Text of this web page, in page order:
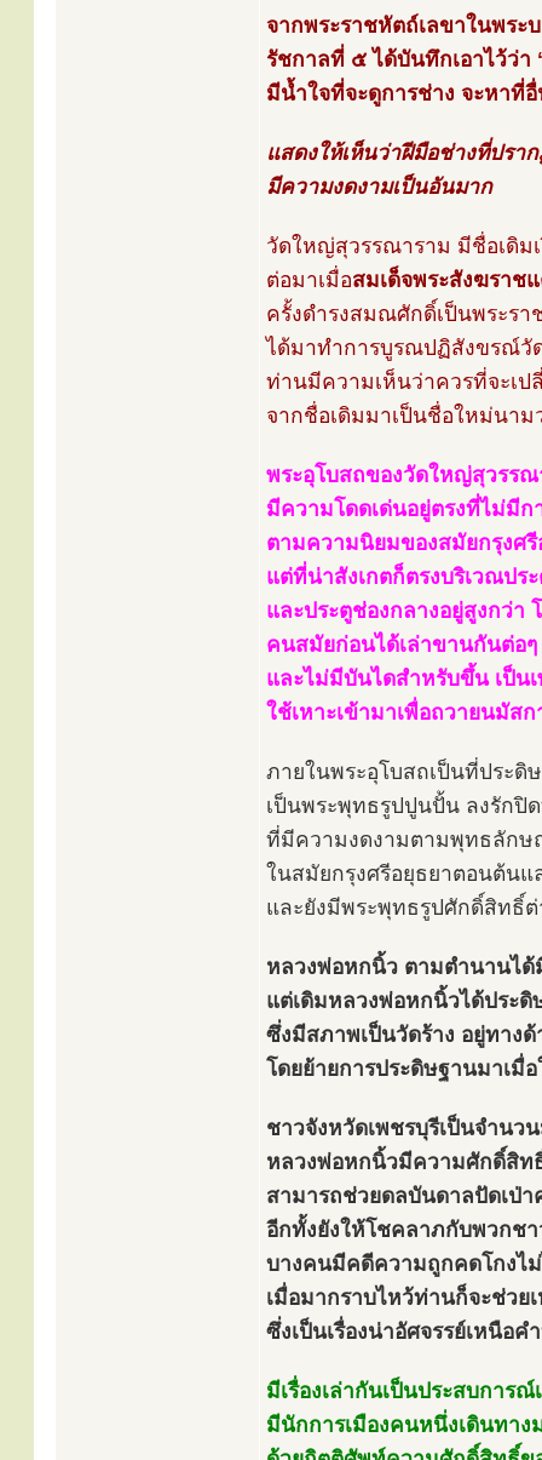
จากพระราชหัตถ์เลขาในพระ
รัชกาลที่ ๕ ได้บันทึกเอาไว้ว่า
มีน้ำใจที่จะดูการช่าง จะหาที่
แสดงให้เห็นว่าฝีมือช่างที่ปรา
มีความงดงามเป็นอันมาก
วัดใหญ่สุวรรณาราม มีชื่อเดิม
ต่อมาเมื่อสมเด็จพระสังฆราช
ครั้งดำรงสมณศักดิ์เป็นพระร
ได้มาทำการบูรณปฏิสังขรณ์วั
ท่านมีความเห็นว่าควรที่จะเป
จากชื่อเดิมมาเป็นชื่อใหม่นา
พระอุโบสถของวัดใหญ่สุวรรณ
มีความโดดเด่นอยู่ตรงที่ไม่มีก
ตามความนิยมของสมัยกรุงศ
แต่ที่น่าสังเกตก็ตรงบริเวณปร
และประตูช่องกลางอยู่สูงกว่
คนสมัยก่อนได้เล่าขานกันต่อ
และไม่มีบันไดสำหรับขึ้น เป็น
ใช้เหาะเข้ามาเพื่อถวายนมัส
ภายในพระอุโบสถเป็นที่ประดิ
เป็นพระพุทธรูปปูนปั้น ลงรักปิ
ที่มีความงดงามตามพุทธลักษ
ในสมัยกรุงศรีอยุธยาตอนต้นแ
และยังมีพระพุทธรูปศักดิ์สิทธิ์
หลวงพ่อหกนิ้ว ตามตำนานได้
แต่เดิมหลวงพ่อหกนิ้วได้ประ
ซึ่งมีสภาพเป็นวัดร้าง อยู่ทาง
โดยย้ายการประดิษฐานมาเ
ชาวจังหวัดเพชรบุรีเป็นจำนว
หลวงพ่อหกนิ้วมีความศักดิ์สิท
สามารถช่วยดลบันดาลปัดเป่
อีกทั้งยังให้โชคลาภกับพวกช
บางคนมีคดีความถูกคดโกงไ
เมื่อมากราบไหว้ท่านก็จะช่ว
ซึ่งเป็นเรื่องน่าอัศจรรย์เหนือค
มีเรื่องเล่ากันเป็นประสบการ
มีนักการเมืองคนหนึ่งเดินทา